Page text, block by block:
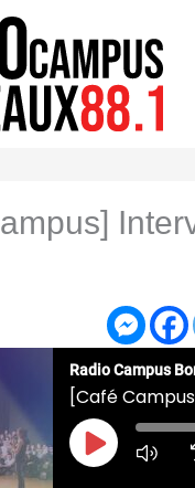
Radio Campus
[Café
Play
Episode